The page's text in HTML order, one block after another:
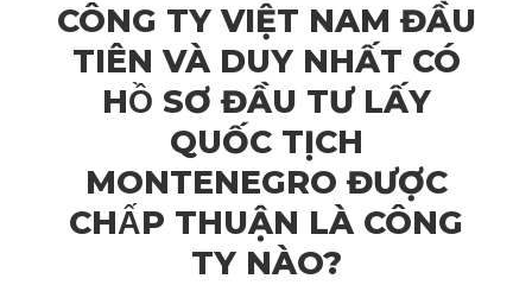
CÔNG TY VIỆT NAM ĐẦU
TIÊN VÀ DUY NHẤT CÓ
HỒ SƠ ĐẦU TƯ LẤY
QUỐC TỊCH
MONTENEGRO ĐƯỢC
CHẤP THUẬN LÀ CÔNG
TY NÀO?